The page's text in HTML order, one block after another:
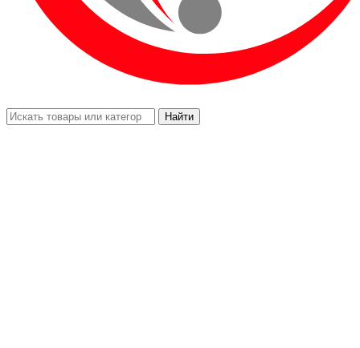
Найти